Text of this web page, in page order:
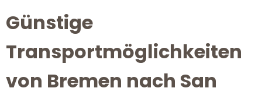
Günstige
Transportmöglichkeiten
von Bremen nach San